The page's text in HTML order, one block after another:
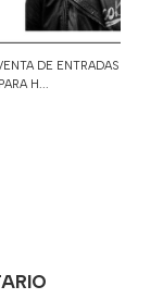
DE ENTRADAS
PARA H...